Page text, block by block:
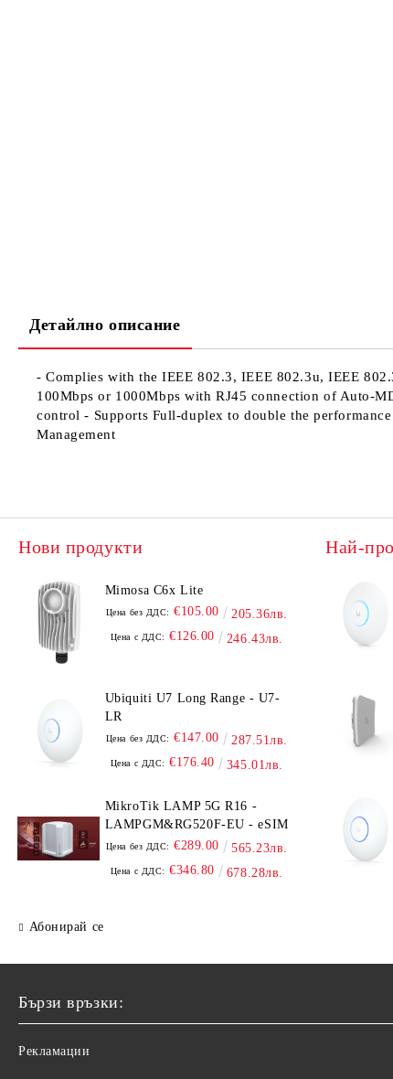
Детайлно описание
- Complies with the IEEE 802.3, IEEE 802.3u, IEEE
100Mbps or 1000Mbps with RJ45 connection of Auto-
control - Supports Full-duplex to double the
Management
Нови продукти
Mimosa C6x Lite
Цена без ДДС: €105.00 205.36лв.
Цена с ДДС: €126.00 246.43лв.
Ubiquiti U7 Long Range - U7-
LR
Цена без ДДС: €147.00 287.51лв.
Цена с ДДС: €176.40 345.01лв.
MikroTik LAMP 5G R16 -
LAMPGM&RG520F-EU - eSIM
Цена без ДДС: €289.00 565.23лв.
Цена с ДДС: €346.80 678.28лв.
Абонирай се
Най-
Бързи връзки:
Рекламации